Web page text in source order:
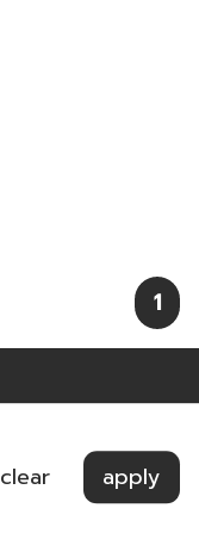
1
clear apply